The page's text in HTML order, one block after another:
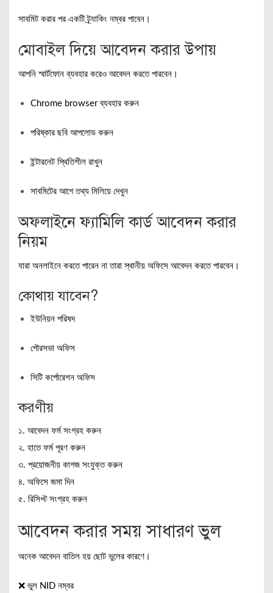
সাবমিট করার পর একটি ট্র্যাকিং নম্বর পাবেন।
মোবাইল দিয়ে আবেদন করার উপায়
আপনি স্মার্টফোন ব্যবহার করেও আবেদন করতে পারবেন।
Chrome browser ব্যবহার করুন
পরিষ্কার ছবি আপলোড করুন
ইন্টারনেট স্থিতিশীল রাখুন
সাবমিটের আগে তথ্য মিলিয়ে দেখুন
অফলাইনে ফ্যামিলি কার্ড আবেদন করার
নিয়ম
যারা অনলাইনে করতে পারেন না তারা স্থানীয় অফিসে আবেদন করতে পারবেন।
কোথায় যাবেন?
ইউনিয়ন পরিষদ
পৌরসভা অফিস
সিটি কর্পোরেশন অফিস
করণীয়
১. আবেদন ফর্ম সংগ্রহ করুন
২. হাতে ফর্ম পূরণ করুন
৩. প্রয়োজনীয় কাগজ সংযুক্ত করুন
৪. অফিসে জমা দিন
৫. রিসিপ্ট সংগ্রহ করুন
আবেদন করার সময় সাধারণ ভুল
অনেক আবেদন বাতিল হয় ছোট ভুলের কারণে।
❌ ভুল NID নম্বর